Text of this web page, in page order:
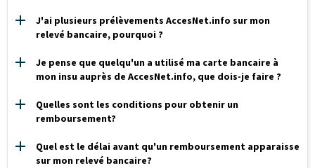
J'ai plusieurs prélèvements AccesNet.info sur mon
relevé bancaire, pourquoi ?
Je pense que quelqu'un a utilisé ma carte bancaire à
mon insu auprès de AccesNet.info, que dois-je faire ?
Quelles sont les conditions pour obtenir un
remboursement?
Quel est le délai avant qu'un remboursement apparaisse
sur mon relevé bancaire?